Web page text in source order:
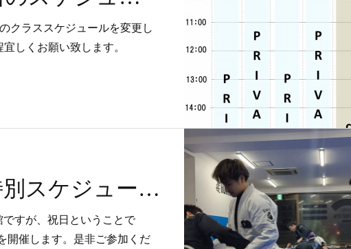
クラススケジュールを変更し
しくお願い致します。
3/20(金・祝)特別スケジュール
すが、祝日ということで
開催します。是非ご参加くだ